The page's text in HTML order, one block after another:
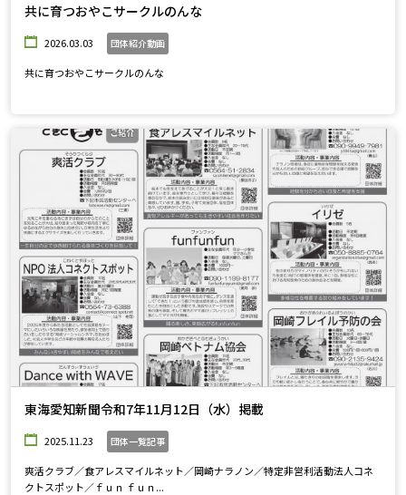
共に育つおやこサークルのんな
2026.03.03 団体紹介動画
共に育つおやこサークルのんな
東海愛知新聞令和7年11月12日（水）掲載
2025.11.23 団体一覧記事
爽活クラブ／食アレスマイルネット／岡崎ナラノン／特定非営利活動法人コネ
クトスポット／ｆｕｎ ｆｕｎ...